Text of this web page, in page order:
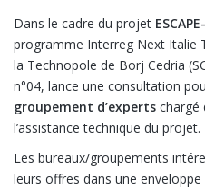
Dans le cadre du projet
programme Interreg Next Italie
la Technopole de Borj Cedria
n°04, lance une consultation
groupement d’experts chargé
l’assistance technique du projet.
Les bureaux/groupements
leurs offres dans une